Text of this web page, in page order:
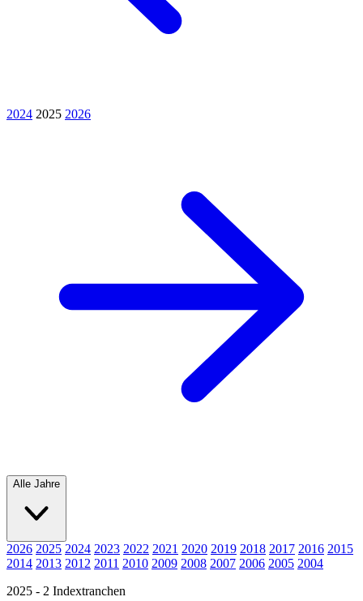
2024 2025 2026
Alle Jahre
2026 2025 2024 2023 2022 2021 2020 2019 2018 2017 2016 2015
2014 2013 2012 2011 2010 2009 2008 2007 2006 2005 2004
2025 - 2 Indextranchen